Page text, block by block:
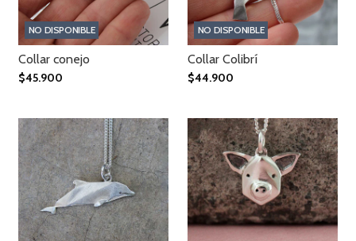
NO DISPONIBLE
Collar conejo
$45.900
NO DISPONIBLE
Collar Colibrí
$44.900